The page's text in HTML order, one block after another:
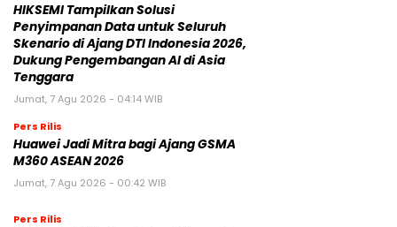
HIKSEMI Tampilkan Solusi
Penyimpanan Data untuk Seluruh
Skenario di Ajang DTI Indonesia 2026,
Dukung Pengembangan AI di Asia
Tenggara
Jumat, 7 Agu 2026 - 04:14 WIB
Pers Rilis
Huawei Jadi Mitra bagi Ajang GSMA
M360 ASEAN 2026
Jumat, 7 Agu 2026 - 00:42 WIB
Pers Rilis